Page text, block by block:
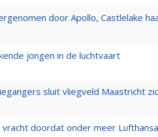
door Apollo, Castlelake
jongen in de luchtvaart
sluit vliegveld Maastricht
doordat onder meer